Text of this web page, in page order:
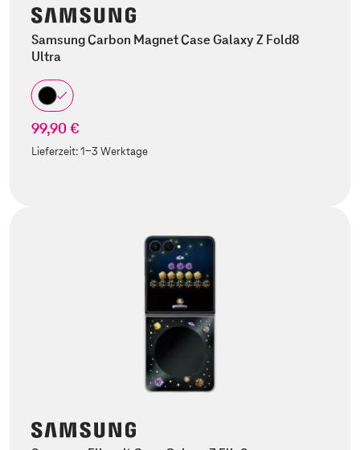
Samsung Carbon Magnet Case Galaxy Z Fold8
Ultra
99,90 €
Lieferzeit:1-3 Werktage